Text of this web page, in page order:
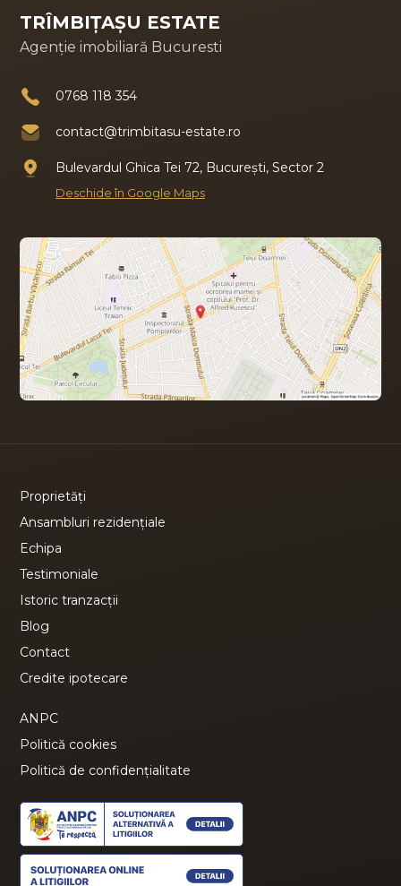
TRÎMBIȚAȘU ESTATE
Agenție imobiliară Bucuresti
0768 118 354
contact@trimbitasu-estate.ro
Bulevardul Ghica Tei 72, București, Sector 2
Deschide în Google Maps
Proprietăți
Ansambluri rezidențiale
Echipa
Testimoniale
Istoric tranzacții
Blog
Contact
Credite ipotecare
ANPC
Politică cookies
Politică de confidențialitate